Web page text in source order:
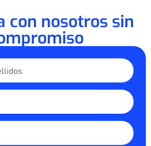
con nosotros sin